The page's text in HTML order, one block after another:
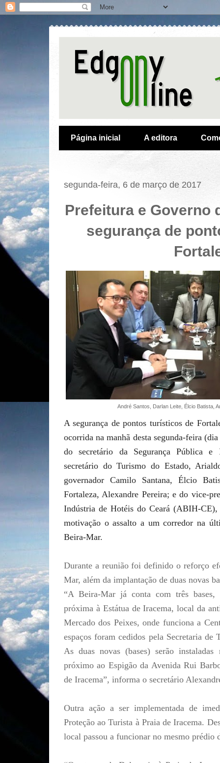
Página inicial A editora
segunda-feira, 6 de março de 2017
Prefeitura e Governo
segurança de
André Santos, Darlan Leite, Élcio Batista,
A segurança de pontos turísticos de
ocorrida na manhã desta segunda-feira
do secretário da Segurança Pública e
secretário do Turismo do Estado,
governador Camilo Santana, Élcio
Fortaleza, Alexandre Pereira; e do vice-
Indústria de Hotéis do Ceará (ABIH-
motivação o assalto a um corredor na
Beira-Mar.
Durante a reunião foi definido o reforço
Mar, além da implantação de duas novas
“A Beira-Mar já conta com três
próxima à Estátua de Iracema, local da
Mercado dos Peixes, onde funciona a
espaços foram cedidos pela Secretaria
As duas novas (bases) serão
próximo ao Espigão da Avenida Rui
de Iracema”, informa o secretário
Outra ação a ser implementada de
Proteção ao Turista à Praia de Iracema.
local passou a funcionar no mesmo